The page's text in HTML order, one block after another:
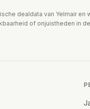
dealdata van Yelmair
of onjuistheden in